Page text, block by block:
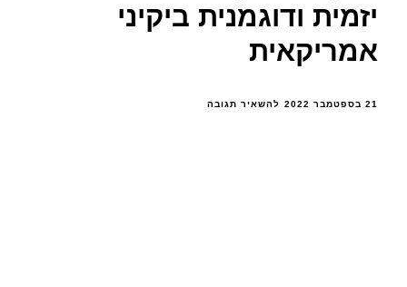
יזמית ודוגמנית ביקיני
אמריקאית
21 בספטמבר 2022 להשאיר תגובהבנושא